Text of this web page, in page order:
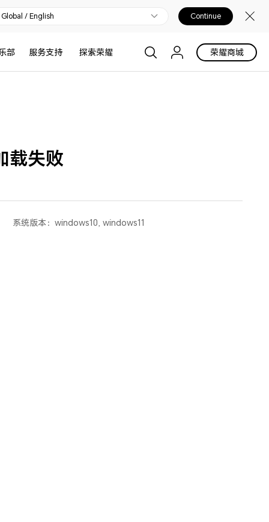
Global / English Continue
部 服务支持 探索荣耀 荣耀商城
载失败
系统版本：windows10, windows11